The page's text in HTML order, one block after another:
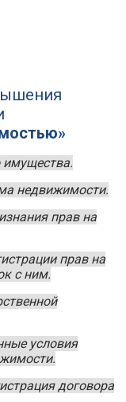
недвижимости.
прав на
прав на
с ним.
условия
договора